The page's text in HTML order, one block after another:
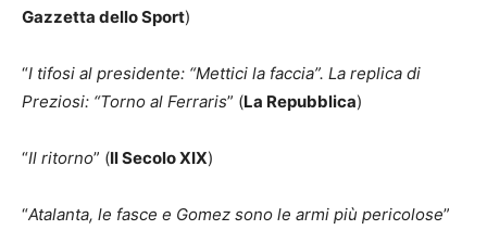
Gazzetta dello Sport)
“I tifosi al presidente: “Mettici la faccia”. La replica di
Preziosi: “Torno al Ferraris” (La Repubblica)
“Il ritorno” (Il Secolo XIX)
“Atalanta, le fasce e Gomez sono le armi più pericolose”